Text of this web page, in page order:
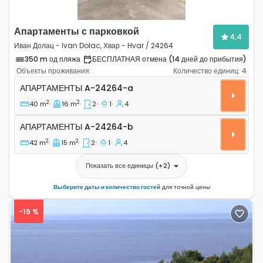
Апартаменты с парковкой
Иван Долац - Ivan Dolac, Хвар - Hvar / 24264
4,4
350 m од пляжа
БЕСПЛАТНАЯ отмена (14 дней до прибытия)
Объекты проживания:
Количество единиц: 4
Двухкомнатные апартаменты Иван Долац - Ivan
АПАРТАМЕНТЫ A-24264-a
40 m2 16 m2 2 1 4
Апартаменты A-24264-b
АПАРТАМЕНТЫ A-24264-b
42 m2 15 m2 2 1 4
Показать все единицы (+2)
Выберите даты и количество гостейдля точной цены
-19 %